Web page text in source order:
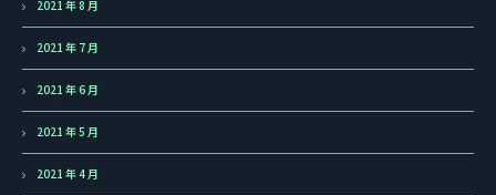
2021 年 8 月
2021 年 7 月
2021 年 6 月
2021 年 5 月
2021 年 4 月